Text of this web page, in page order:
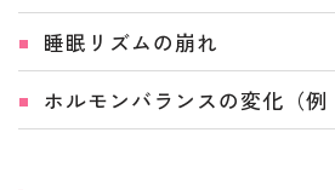
睡眠リズムの崩れ
ホルモンバランスの変化（例